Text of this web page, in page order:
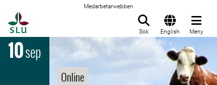
Medarbetarwebben
Sök English Meny
10sep
Online